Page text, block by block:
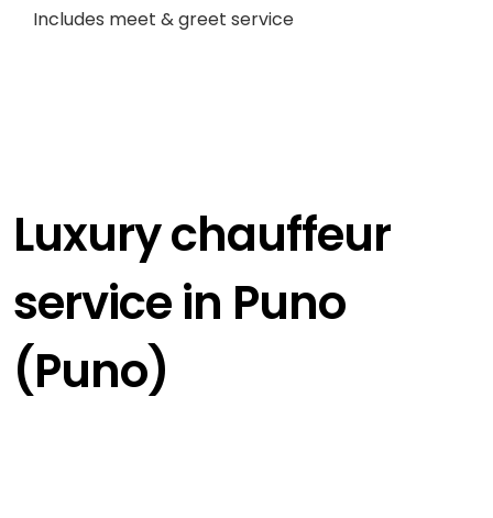
Includes meet & greet service
Luxury chauffeur
service in Puno
(Puno)